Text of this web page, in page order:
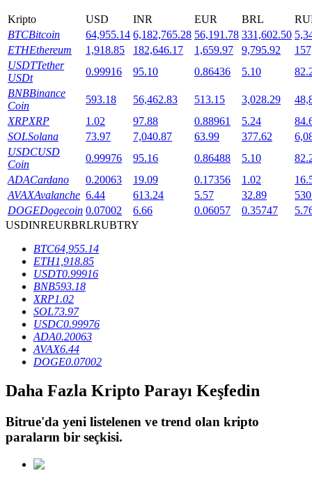
Launchpool
Popüler token'lar kazanmak için esnek staking
BTR Kilitleme
Kripto destekli borçlanma hizmeti
Kripto USD INR EUR BRL
BTCBitcoin 64,955.14 6,182,765.28 56,191.78 331,602.50
ETHEthereum 1,918.85 182,646.17 1,659.97 9,795.92
USDTTether
USDt
0.99916 95.10 0.86436 5.10
BNBBinance
Coin
593.18 56,462.83 513.15 3,028.29
XRPXRP 1.02 97.88 0.88961 5.24
SOLSolana 73.97 7,040.87 63.99 377.62
USDCUSD
Coin
0.99976 95.16 0.86488 5.10
ADACardano 0.20063 19.09 0.17356 1.02
AVAXAvalanche 6.44 613.24 5.57 32.89
DOGEDogecoin 0.07002 6.66 0.06057 0.35747
USDINREURBRLRUBTRY
BTC64,955.14
ETH1,918.85
USDT0.99916
BNB593.18
XRP1.02
SOL73.97
USDC0.99976
ADA0.20063
AVAX6.44
DOGE0.07002
Daha Fazla Kripto Parayı Keşfedin
Bitrue'da yeni listelenen ve trend olan kripto
paraların bir seçkisi.